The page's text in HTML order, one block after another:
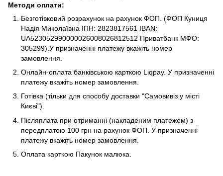
Методи оплати:
Безготівковий розрахунок на рахунок ФОП. (ФОП Куниця
Надія Миколаївна ІПН: 2823817561 IBAN:
UA523052990000026008026812512 Приватбанк МФО:
305299).У призначенні платежу вкажіть номер
замовлення.
Онлайн-оплата банківською карткою Liqpay. У призначенні
платежу вкажіть номер замовлення.
Готівка (тільки для способу доставки "Самовивіз у місті
Києві").
Післяплата при отриманні (накладеним платежем) з
передплатою 100 грн на рахунок ФОП. У призначенні
платежу вкажіть номер замовлення.
Оплата карткою Пакунок малюка.